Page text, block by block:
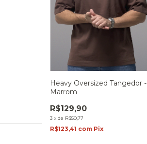
Heavy Oversized Tangedor -
Marrom
R$129,90
3 xde R$50,77
R$123,41 com Pix